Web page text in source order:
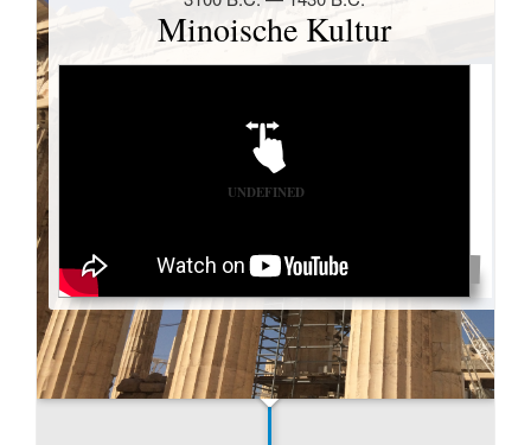
Weise prägte dieser Einfall den Begriff des
„Vandalismus“, dabei handelte es sich um das
genaue Gegenteil. Auch Prokop beschreibt keine
dass die Vandalen eine große Menge an Gold und
Kunstschätzen erbeuteten, darunter sogar die
vergoldeten Ziegel des Tempels von Jupiter
In erster Linie wollte Geiserich allerdings
sicherstellen, dass die „Kaiserfrage“ im Westreich
offenblieb bzw. dass er zumindest in die
Entscheidung einbezogen wurde. Aus diesem Grund
nahm er die Kaiserwitwe Licinia Eudoxia als Geisel
sowie ihre beiden Töchter Eudocia und Placidia. Erst